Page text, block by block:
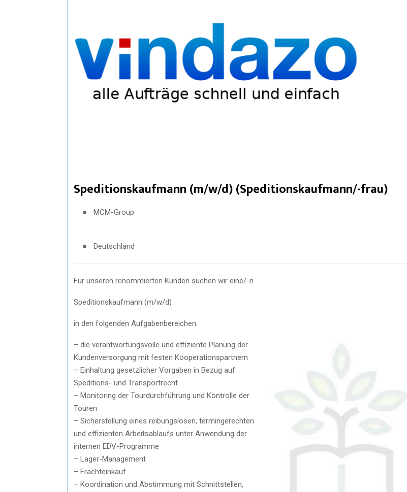
Speditionskaufmann (m/w/d) (Speditionskaufmann/-frau)
MCM-Group
Deutschland
Für unseren renommierten Kunden suchen wir eine/-n
Speditionskaufmann (m/w/d)
in den folgenden Aufgabenbereichen:
– die verantwortungsvolle und effiziente Planung der
Kundenversorgung mit festen Kooperationspartnern
– Einhaltung gesetzlicher Vorgaben in Bezug auf
Speditions- und Transportrecht
– Monitoring der Tourdurchführung und Kontrolle der
Touren
– Sicherstellung eines reibungslosen, termingerechten
und effizienten Arbeitsablaufs unter Anwendung der
internen EDV-Programme
– Lager-Management
– Frachteinkauf
– Koordination und Abstimmung mit Schnittstellen,